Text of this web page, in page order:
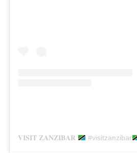
𝐕𝐈𝐒𝐈𝐓 𝐙𝐀𝐍𝐙𝐈𝐁𝐀𝐑 #visitzanzibar